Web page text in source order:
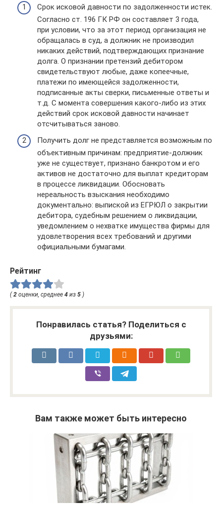
Срок исковой давности по задолженности истек.
Согласно ст. 196 ГК РФ он составляет 3 года,
при условии, что за этот период организация не
обращалась в суд, а должник не производил
никаких действий, подтверждающих признание
долга. О признании претензий дебитором
свидетельствуют любые, даже копеечные,
платежи по имеющейся задолженности,
подписанные акты сверки, письменные ответы и
т.д. С момента совершения какого-либо из этих
действий срок исковой давности начинает
отсчитываться заново.
Получить долг не представляется возможным по
объективным причинам: предприятие-должник
уже не существует, признано банкротом и его
активов не достаточно для выплат кредиторам
в процессе ликвидации. Обосновать
нереальность взыскания необходимо
документально: выпиской из ЕГРЮЛ о закрытии
дебитора, судебным решением о ликвидации,
уведомлением о нехватке имущества фирмы для
удовлетворения всех требований и другими
официальными бумагами.
Рейтинг
(2 оценки, среднее 4 из 5 )
Понравилась статья? Поделиться с
друзьями:
Вам также может быть интересно